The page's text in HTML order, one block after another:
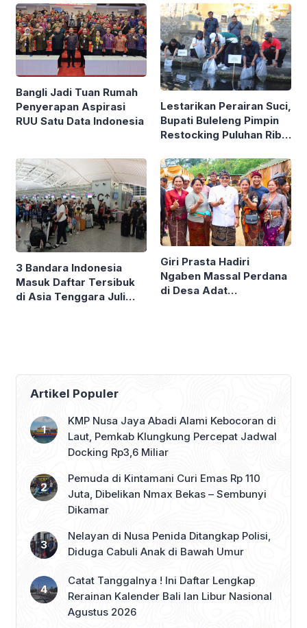
Bangli Jadi Tuan Rumah
Penyerapan Aspirasi
RUU Satu Data Indonesia
Lestarikan Perairan Suci,
Bupati Buleleng Pimpin
Restocking Puluhan Ribu
Sudamala
3 Bandara Indonesia
Masuk Daftar Tersibuk
di Asia Tenggara Juli
Giri Prasta Hadiri
Ngaben Massal Perdana
di Desa Adat
Artikel Populer
KMP Nusa Jaya Abadi Alami Kebocoran di
Laut, Pemkab Klungkung Percepat Jadwal
Docking Rp3,6 Miliar
Pemuda di Kintamani Curi Emas Rp 110
Juta, Dibelikan Nmax Bekas – Sembunyi
Dikamar
Nelayan di Nusa Penida Ditangkap Polisi,
Diduga Cabuli Anak di Bawah Umur
Catat Tanggalnya ! Ini Daftar Lengkap
Rerainan Kalender Bali lan Libur Nasional
Agustus 2026